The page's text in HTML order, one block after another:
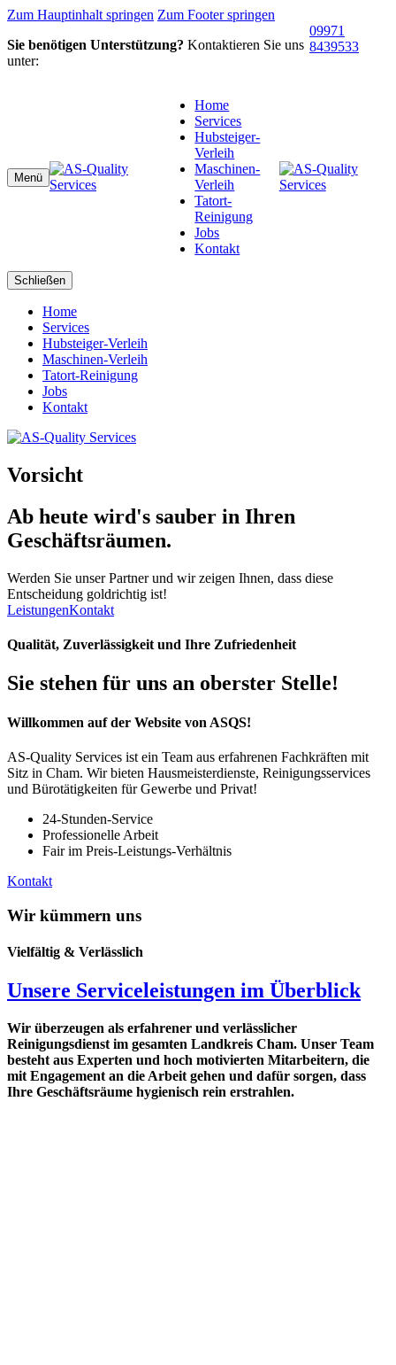
Zum Hauptinhalt springen Zum Footer springen
Sie benötigen Unterstützung? Kontaktieren Sie uns
unter:
09971
8439533
Menü
Home
Services
Hubsteiger-
Verleih
Maschinen-
Verleih
Tatort-
Reinigung
Jobs
Kontakt
Schließen
Home
Services
Hubsteiger-Verleih
Maschinen-Verleih
Tatort-Reinigung
Jobs
Kontakt
Vorsicht
Ab heute wird's sauber in Ihren
Geschäftsräumen.
Werden Sie unser Partner und wir zeigen Ihnen, dass diese
Entscheidung goldrichtig ist!
LeistungenKontakt
Qualität, Zuverlässigkeit und Ihre Zufriedenheit
Sie stehen für uns an oberster Stelle!
Willkommen auf der Website von ASQS!
AS-Quality Services ist ein Team aus erfahrenen Fachkräften mit
Sitz in Cham. Wir bieten Hausmeisterdienste, Reinigungsservices
und Bürotätigkeiten für Gewerbe und Privat!
24-Stunden-Service
Professionelle Arbeit
Fair im Preis-Leistungs-Verhältnis
Kontakt
Wir kümmern uns
Vielfältig & Verlässlich
Unsere Serviceleistungen im Überblick
Wir überzeugen als erfahrener und verlässlicher
Reinigungsdienst im gesamten Landkreis Cham. Unser Team
besteht aus Experten und hoch motivierten Mitarbeitern, die
mit Engagement an die Arbeit gehen und dafür sorgen, dass
Ihre Geschäftsräume hygienisch rein erstrahlen.